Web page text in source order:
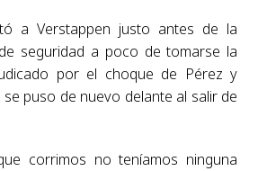
a Verstappen justo antes de la
seguridad a poco de tomarse la
por el choque de Pérez y
puso de nuevo delante al salir de
corrimos no teníamos ninguna